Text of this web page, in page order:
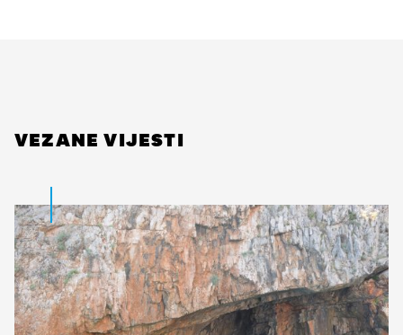
VEZANE VIJESTI